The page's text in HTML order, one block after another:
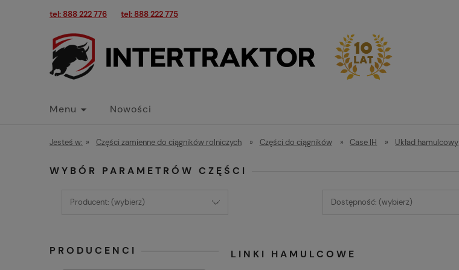
tel: 888 222 776 tel: 888 222 775
Menu Nowości
Jesteś w: » Części zamienne do ciągników rolniczych » Części do ciągników » Case IH » Układ hamulcowy
WYBÓR PARAMETRÓW CZĘŚCI
Producent: (wybierz) Dostępność: (wybierz)
PRODUCENCI LINKI HAMULCOWE